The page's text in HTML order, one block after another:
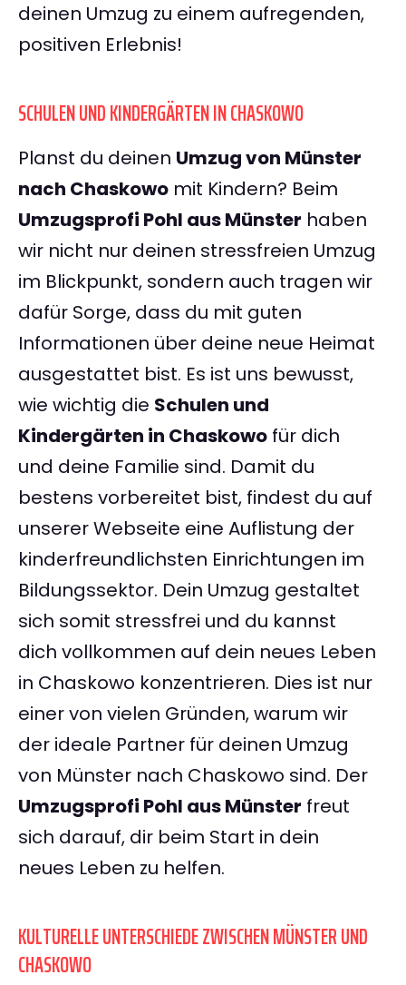
deinen Umzug zu einem aufregenden,
positiven Erlebnis!
SCHULEN UND KINDERGÄRTEN IN CHASKOWO
Planst du deinen Umzug von Münster
nach Chaskowo mit Kindern? Beim
Umzugsprofi Pohl aus Münster haben
wir nicht nur deinen stressfreien Umzug
im Blickpunkt, sondern auch tragen wir
dafür Sorge, dass du mit guten
Informationen über deine neue Heimat
ausgestattet bist. Es ist uns bewusst,
wie wichtig die Schulen und
Kindergärten in Chaskowo für dich
und deine Familie sind. Damit du
bestens vorbereitet bist, findest du auf
unserer Webseite eine Auflistung der
kinderfreundlichsten Einrichtungen im
Bildungssektor. Dein Umzug gestaltet
sich somit stressfrei und du kannst
dich vollkommen auf dein neues Leben
in Chaskowo konzentrieren. Dies ist nur
einer von vielen Gründen, warum wir
der ideale Partner für deinen Umzug
von Münster nach Chaskowo sind. Der
Umzugsprofi Pohl aus Münster freut
sich darauf, dir beim Start in dein
neues Leben zu helfen.
KULTURELLE UNTERSCHIEDE ZWISCHEN MÜNSTER UND
CHASKOWO